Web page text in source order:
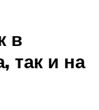
в
так и на